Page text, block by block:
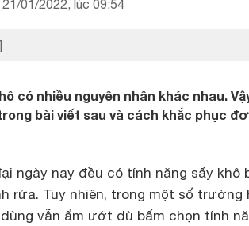
01/2022, lúc 09:54
có nhiều nguyên nhân khác nhau.
bài viết sau và cách khắc phục
ngày nay đều có tính năng sấy khô
rửa. Tuy nhiên, trong một số trường
vẫn ẩm ướt dù bấm chọn tính